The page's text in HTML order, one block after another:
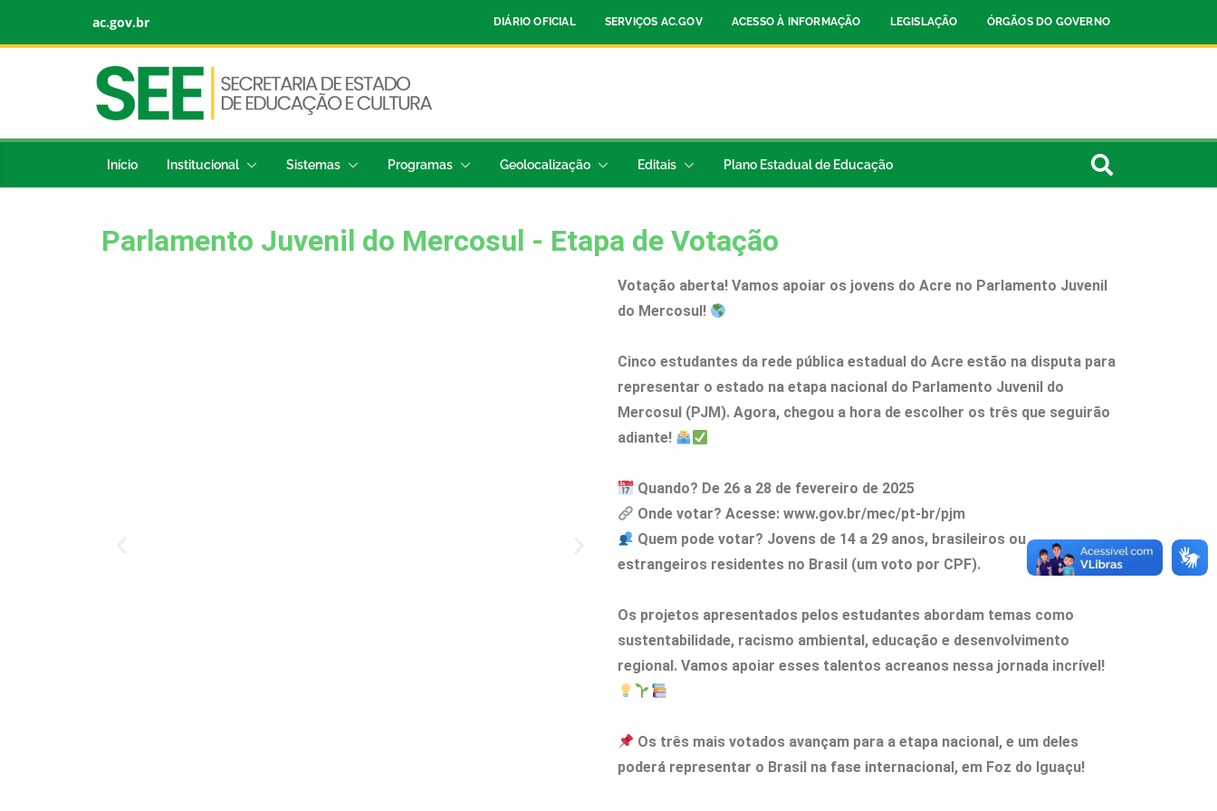
ac.gov.br DIÁRIO OFICIAL SERVIÇOS AC.GOV ACESSO À INFORMAÇÃO LEGISLAÇÃO ÓRGÃOS DO GOVERNO
Início Institucional Sistemas Programas Geolocalização Editais Plano Estadual de Educação
Parlamento Juvenil do Mercosul - Etapa de Votação
Votação aberta! Vamos apoiar os jovens do Acre no Parlamento Juvenil
do Mercosul!
Cinco estudantes da rede pública estadual do Acre estão na disputa para
representar o estado na etapa nacional do Parlamento Juvenil do
Mercosul (PJM). Agora, chegou a hora de escolher os três que seguirão
adiante!
Quando? De 26 a 28 de fevereiro de 2025
Onde votar? Acesse: www.gov.br/mec/pt-br/pjm
Quem pode votar? Jovens de 14 a 29 anos, brasileiros ou
estrangeiros residentes no Brasil (um voto por CPF).
Os projetos apresentados pelos estudantes abordam temas como
sustentabilidade, racismo ambiental, educação e desenvolvimento
regional. Vamos apoiar esses talentos acreanos nessa jornada incrível!
Os três mais votados avançam para a etapa nacional, e um deles
poderá representar o Brasil na fase internacional, em Foz do Iguaçu!